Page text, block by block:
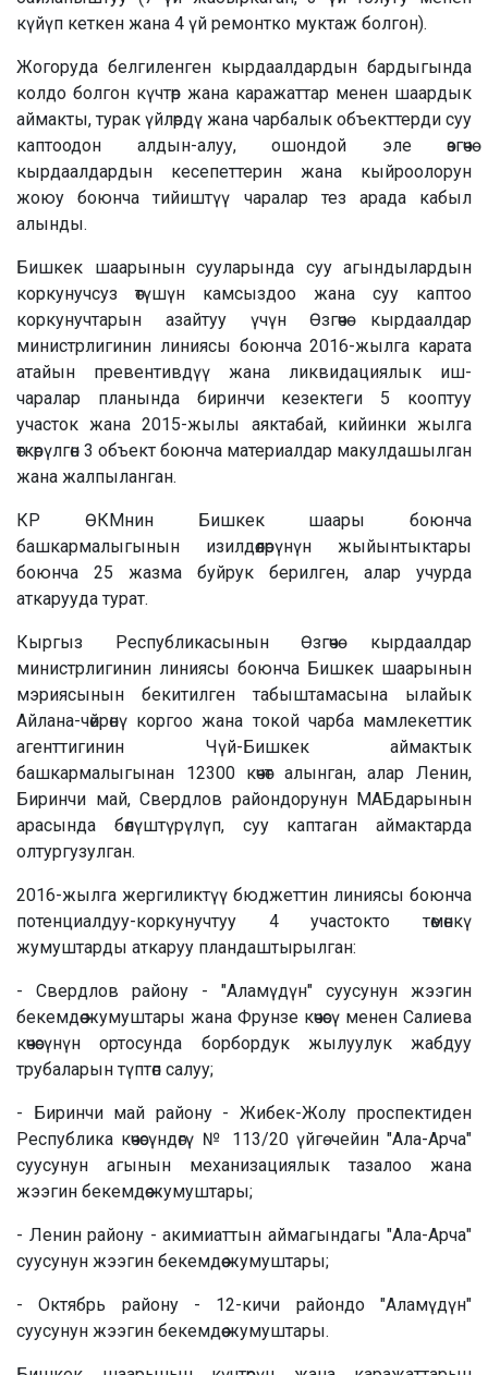
күйүп кеткен жана 4 үй ремонтко муктаж болгон).
Жогоруда белгиленген кырдаалдардын бардыгында
колдо болгон күчтөр жана каражаттар менен шаардык
аймакты, турак үйлөрдү жана чарбалык объекттерди суу
каптоодон алдын-алуу, ошондой эле өзгөчө
кырдаалдардын кесепеттерин жана кыйроолорун
жоюу боюнча тийиштүү чаралар тез арада кабыл
алынды.
Бишкек шаарынын сууларында суу агындылардын
коркунучсуз өтүшүн камсыздоо жана суу каптоо
коркунучтарын азайтуу үчүн Өзгөчө кырдаалдар
министрлигинин линиясы боюнча 2016-жылга карата
атайын превентивдүү жана ликвидациялык иш-
чаралар планында биринчи кезектеги 5 кооптуу
участок жана 2015-жылы аяктабай, кийинки жылга
өткөрүлгөн 3 объект боюнча материалдар макулдашылган
жана жалпыланган.
КР ӨКМнин Бишкек шаары боюнча
башкармалыгынын изилдөөлөрүнүн жыйынтыктары
боюнча 25 жазма буйрук берилген, алар учурда
аткарууда турат.
Кыргыз Республикасынын Өзгөчө кырдаалдар
министрлигинин линиясы боюнча Бишкек шаарынын
мэриясынын бекитилген табыштамасына ылайык
Айлана-чөйрөнү коргоо жана токой чарба мамлекеттик
агенттигинин Чүй-Бишкек аймактык
башкармалыгынан 12300 көчөт алынган, алар Ленин,
Биринчи май, Свердлов райондорунун МАБдарынын
арасында бөлүштүрүлүп, суу каптаган аймактарда
олтургузулган.
2016-жылга жергиликтүү бюджеттин линиясы боюнча
потенциалдуу-коркунучтуу 4 участокто төмөнкү
жумуштарды аткаруу пландаштырылган:
- Свердлов району - "Аламүдүн" суусунун жээгин
бекемдөө жумуштары жана Фрунзе көчөсү менен Салиева
көчөсүнүн ортосунда борбордук жылуулук жабдуу
трубаларын түптөп салуу;
- Биринчи май району - Жибек-Жолу проспектиден
Республика көчөсүндөгү № 113/20 үйгө чейин "Ала-Арча"
суусунун агынын механизациялык тазалоо жана
жээгин бекемдөө жумуштары;
- Ленин району - акимиаттын аймагындагы "Ала-Арча"
суусунун жээгин бекемдөө жумуштары;
- Октябрь району - 12-кичи райондо "Аламүдүн"
суусунун жээгин бекемдөө жумуштары.